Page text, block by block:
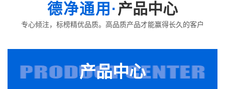
德净通用· 产品中心
专心倾注，标榜精优品质。高品质产品才能赢得长久的客户
产品中心